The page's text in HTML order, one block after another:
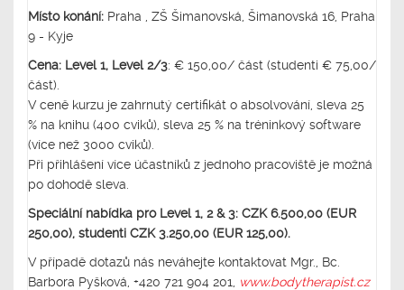
Místo konání: Praha , ZŠ Šimanovská, Šimanovská 16, Praha
9 - Kyje
Cena: Level 1, Level 2/3: € 150,00/ část (studenti € 75,00/
část).
V ceně kurzu je zahrnutý certifikát o absolvování, sleva 25
% na knihu (400 cviků), sleva 25 % na tréninkový software
(více než 3000 cviků).
Při přihlášení více účastníků z jednoho pracoviště je možná
po dohodě sleva.
Speciální nabídka pro Level 1, 2 & 3: CZK 6.500,00 (EUR
250,00), studenti CZK 3.250,00 (EUR 125,00).
V případě dotazů nás neváhejte kontaktovat Mgr., Bc.
Barbora Pyšková, +420 721 904 201,
www.bodytherapist.cz